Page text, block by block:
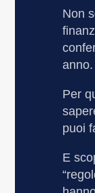
Non
anno.
Per
puoi
E